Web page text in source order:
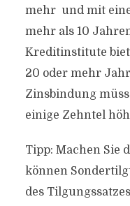
mehr  und mit
mehr als 10
Kreditinstitute
20 oder mehr
Zinsbindung
einige Zehntel
Tipp: Machen Sie
können
des